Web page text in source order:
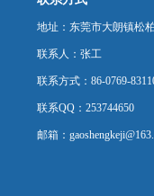
地址：东莞市大朗镇松
联系人：张工
联系方式：86-0769-
联系QQ：253744650
邮箱：